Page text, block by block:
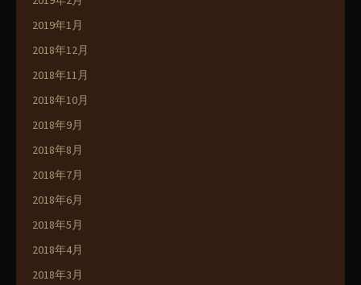
2019年1月
2018年12月
2018年11月
2018年10月
2018年9月
2018年8月
2018年7月
2018年6月
2018年5月
2018年4月
2018年3月